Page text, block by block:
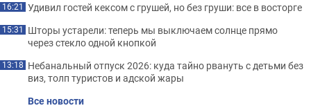
16:21 Удивил гостей кексом с грушей, но без груши: все в восторге
15:31 Шторы устарели: теперь мы выключаем солнце прямо
через стекло одной кнопкой
13:18 Небанальный отпуск 2026: куда тайно рвануть с детьми без
виз, толп туристов и адской жары
Все новости